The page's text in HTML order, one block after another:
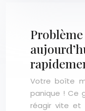
Votre boîte
panique ! Ce
réagir vite et